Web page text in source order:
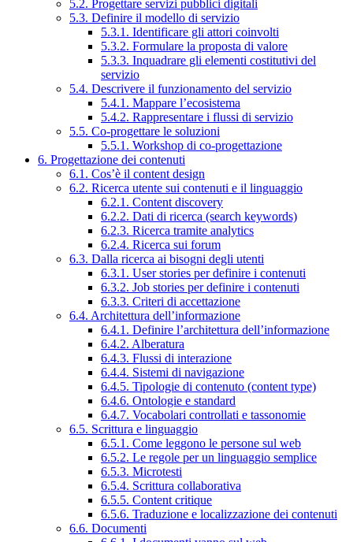
5.2. Progettare servizi pubblici digitali
5.3. Definire il modello di servizio
5.3.1. Identificare gli attori coinvolti
5.3.2. Formulare la proposta di valore
5.3.3. Inquadrare gli elementi costitutivi del
servizio
5.4. Descrivere il funzionamento del servizio
5.4.1. Mappare l’ecosistema
5.4.2. Rappresentare i flussi di servizio
5.5. Co-progettare le soluzioni
5.5.1. Workshop di co-progettazione
6. Progettazione dei contenuti
6.1. Cos’è il content design
6.2. Ricerca utente sui contenuti e il linguaggio
6.2.1. Content discovery
6.2.2. Dati di ricerca (search keywords)
6.2.3. Ricerca tramite analytics
6.2.4. Ricerca sui forum
6.3. Dalla ricerca ai bisogni degli utenti
6.3.1. User stories per definire i contenuti
6.3.2. Job stories per definire i contenuti
6.3.3. Criteri di accettazione
6.4. Architettura dell’informazione
6.4.1. Definire l’architettura dell’informazione
6.4.2. Alberatura
6.4.3. Flussi di interazione
6.4.4. Sistemi di navigazione
6.4.5. Tipologie di contenuto (content type)
6.4.6. Ontologie e standard
6.4.7. Vocabolari controllati e tassonomie
6.5. Scrittura e linguaggio
6.5.1. Come leggono le persone sul web
6.5.2. Le regole per un linguaggio semplice
6.5.3. Microtesti
6.5.4. Scrittura collaborativa
6.5.5. Content critique
6.5.6. Traduzione e localizzazione dei contenuti
6.6. Documenti